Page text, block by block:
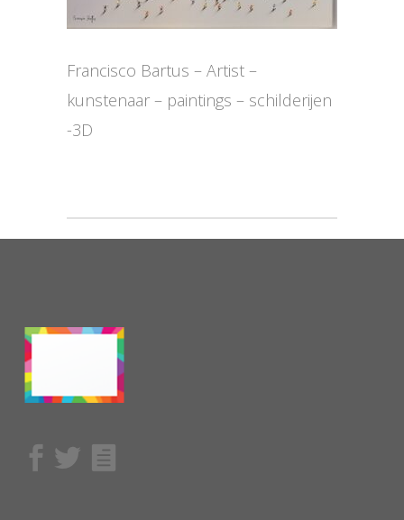
Francisco Bartus – Artist –
kunstenaar – paintings – schilderijen
-3D